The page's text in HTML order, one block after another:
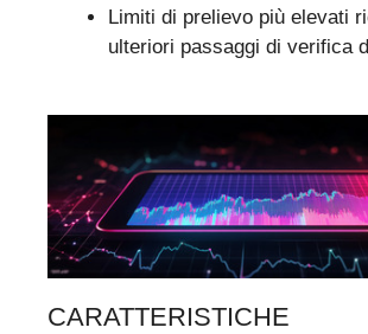
Limiti di prelievo più elevati
ulteriori passaggi di verifica
CARATTERISTICHE